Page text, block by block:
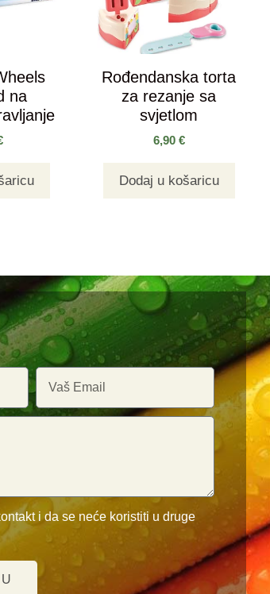
na
Rođendanska torta
za rezanje sa
svjetlom
6,90 €
Dodaj u košaricu
i da se neće koristiti u druge